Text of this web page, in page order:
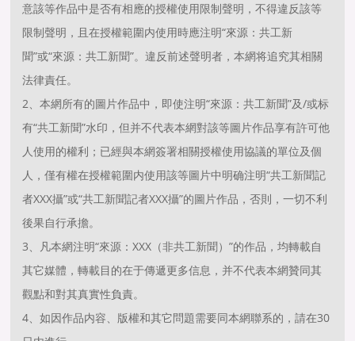
意該等作品中是否有相應的授權使用限制聲明，不得違反該等
限制聲明，且在授權範圍内使用時應注明“來源：共工新
聞”或“來源：共工新聞”。違反前述聲明者，本網将追究其相關
法律責任。
2、本網所有的圖片作品中，即使注明“來源：共工新聞”及/或标
有“共工新聞”水印，但并不代表本網對該等圖片作品享有許可他
人使用的權利；已經與本網簽署相關授權使用協議的單位及個
人，僅有權在授權範圍内使用該等圖片中明确注明“共工新聞記
者XXX攝”或“共工新聞記者XXX攝”的圖片作品，否則，一切不利
後果自行承擔。
3、凡本網注明“來源：XXX（非共工新聞）”的作品，均轉載自
其它媒體，轉載目的在于傳遞更多信息，并不代表本網贊同其
觀點和對其真實性負責。
4、如因作品内容、版權和其它問題需要同本網聯系的，請在30